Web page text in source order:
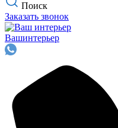
Поиск
Заказать звонок
Вашинтерьер